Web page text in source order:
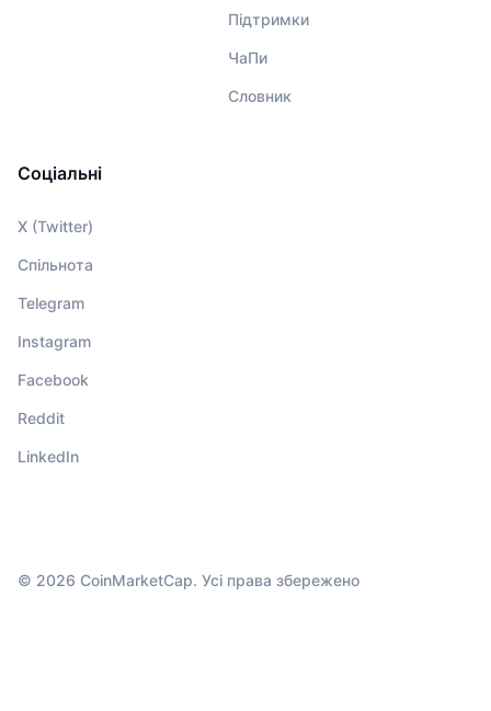
Підтримки
ЧаПи
Словник
Соціальні
X (Twitter)
Спільнота
Telegram
Instagram
Facebook
Reddit
LinkedIn
© 2026 CoinMarketCap. Усі права збережено